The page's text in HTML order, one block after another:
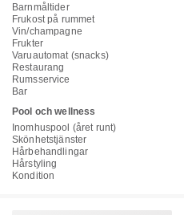
Barnmåltider
Frukost på rummet
Vin/champagne
Frukter
Varuautomat (snacks)
Restaurang
Rumsservice
Bar
Pool och wellness
Inomhuspool (året runt)
Skönhetstjänster
Hårbehandlingar
Hårstyling
Kondition